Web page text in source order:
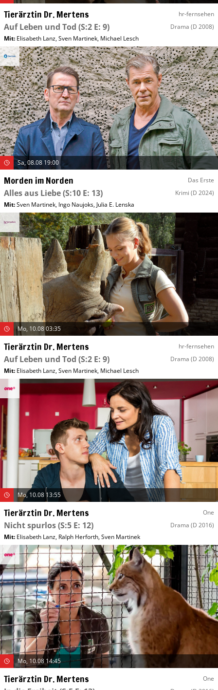
Tierärztin Dr. Mertens hr-fernsehen
Auf Leben und Tod (S:2 E: 9) Drama (D 2008)
Mit: Elisabeth Lanz,Sven Martinek, Michael Lesch
Sa, 08.08 19:00
Morden im Norden Das Erste
Alles aus Liebe(S:10 E: 13) Krimi (D 2024)
Mit:Sven Martinek, Ingo Naujoks, Julia E. Lenska
Mo, 10.08 03:35
Tierärztin Dr. Mertens hr-fernsehen
Auf Leben und Tod (S:2 E: 9) Drama (D 2008)
Mit: Elisabeth Lanz,Sven Martinek, Michael Lesch
Mo, 10.08 13:55
Tierärztin Dr. Mertens One
Nicht spurlos(S:5 E: 12) Drama (D 2016)
Mit: Elisabeth Lanz, Ralph Herforth,Sven Martinek
Mo, 10.08 14:45
Tierärztin Dr. Mertens One